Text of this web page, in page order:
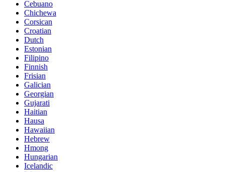
Cebuano
Chichewa
Corsican
Croatian
Dutch
Estonian
Filipino
Finnish
Frisian
Galician
Georgian
Gujarati
Haitian
Hausa
Hawaiian
Hebrew
Hmong
Hungarian
Icelandic